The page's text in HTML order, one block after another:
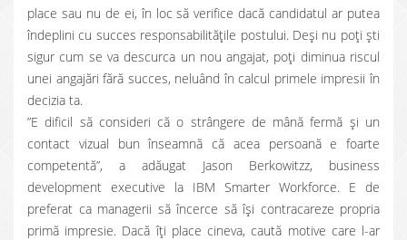
place sau nu de ei, în loc să verifice dacă candidatul ar putea
îndeplini cu succes responsabilitățile postului. Deși nu poți ști
sigur cum se va descurca un nou angajat, poți diminua riscul
unei angajări fără succes, neluând în calcul primele impresii în
decizia ta.
”E dificil să consideri că o strângere de mână fermă și un
contact vizual bun înseamnă că acea persoană e foarte
competentă”, a adăugat Jason Berkowitzz, business
development executive la IBM Smarter Workforce. E de
preferat ca managerii să încerce să își contracareze propria
primă impresie. Dacă îți place cineva, caută motive care l-ar